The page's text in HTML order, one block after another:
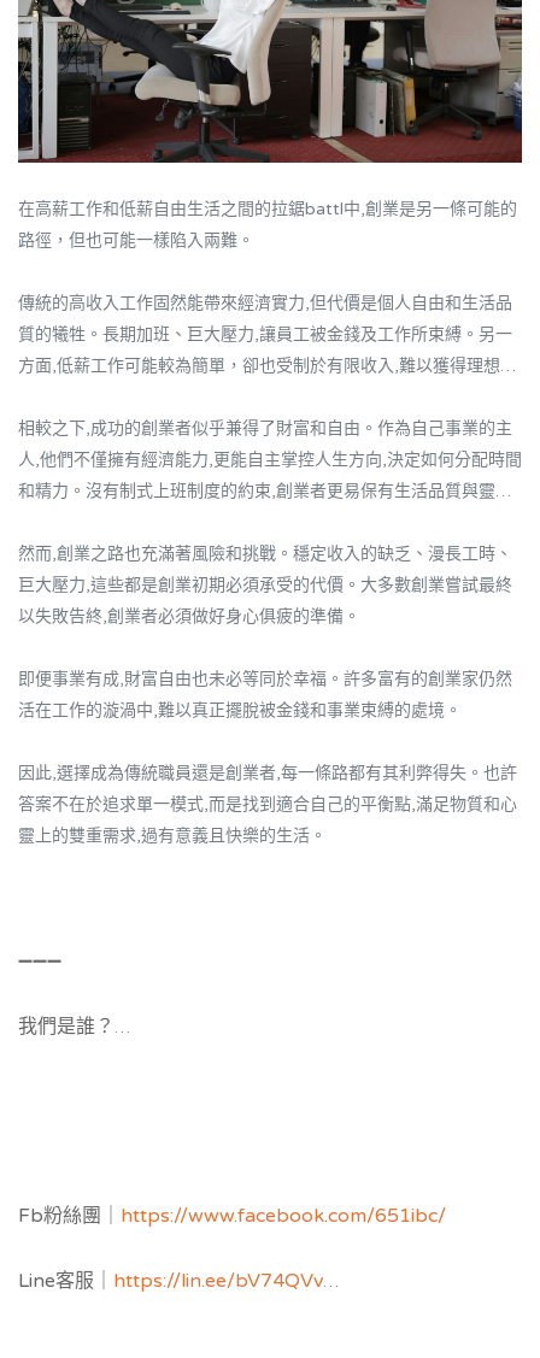
在高薪工作和低薪自由生活之間的拉鋸battl中,創業是另一條可能的
路徑，但也可能一樣陷入兩難。
傳統的高收入工作固然能帶來經濟實力,但代價是個人自由和生活品
質的犧牲。長期加班、巨大壓力,讓員工被金錢及工作所束縛。另一
方面,低薪工作可能較為簡單，卻也受制於有限收入,難以獲得理想生
相較之下,成功的創業者似乎兼得了財富和自由。作為自己事業的主
人,他們不僅擁有經濟能力,更能自主掌控人生方向,決定如何分配時間
和精力。沒有制式上班制度的約束,創業者更易保有生活品質與靈活
然而,創業之路也充滿著風險和挑戰。穩定收入的缺乏、漫長工時、
巨大壓力,這些都是創業初期必須承受的代價。大多數創業嘗試最終
以失敗告終,創業者必須做好身心俱疲的準備。
即便事業有成,財富自由也未必等同於幸福。許多富有的創業家仍然
活在工作的漩渦中,難以真正擺脫被金錢和事業束縛的處境。
因此,選擇成為傳統職員還是創業者,每一條路都有其利弊得失。也許
答案不在於追求單一模式,而是找到適合自己的平衡點,滿足物質和心
靈上的雙重需求,過有意義且快樂的生活。
➖➖➖
我們是誰？
Fb粉絲團｜ https://www.facebook.com/651ibc/
Line客服｜ https://lin.ee/bV74QVv